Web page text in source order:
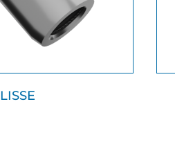
LISSE